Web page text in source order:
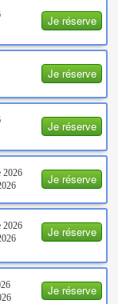
Je réserve
Je réserve
Je réserve
Je réserve
2026
Je réserve
2026
Je réserve